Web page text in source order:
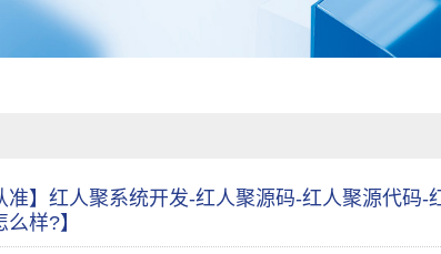
准】红人聚系统开发-红人聚源码-红人聚源代码-
样?】